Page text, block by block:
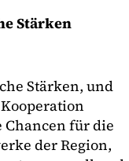
Stärken
Stärken, und
Chancen für die
der Region,